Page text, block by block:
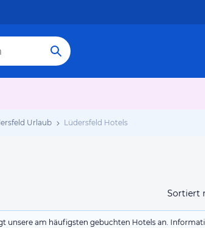
Urlaub Lüdersfeld Hotels
Sortiert
unsere am häufigsten gebuchten Hotels an.